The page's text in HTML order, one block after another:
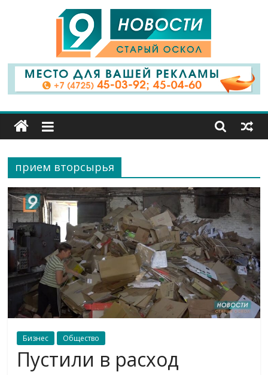
9
Канал
Старый
Оскол
прием вторсырья
Бизнес Общество
Пустили в расход